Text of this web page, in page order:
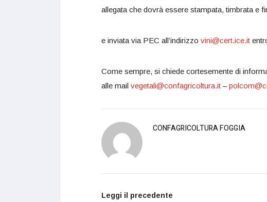
allegata che dovrà essere stampata, timbrata e
e inviata via PEC all’indirizzo vini@cert.ice.it
Come sempre, si chiede cortesemente di
alle mail vegetali@confagricoltura.it –
CONFAGRICOLTURA FOGGIA
Leggi il precedente